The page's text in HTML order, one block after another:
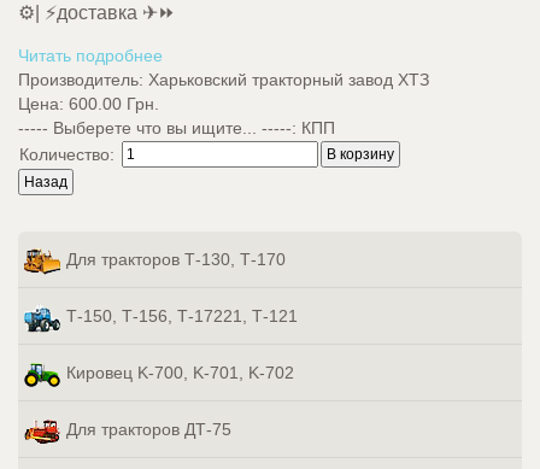
⚙️| ⚡доставка ✈⏩
Читать подробнее
Производитель: Харьковский тракторный завод ХТЗ
Цена: 600.00 Грн.
----- Выберете что вы ищите... -----: КПП
Количество:
Для тракторов Т-130, Т-170
Т-150, Т-156, Т-17221, Т-121
Кировец K-700, K-701, K-702
Для тракторов ДТ-75